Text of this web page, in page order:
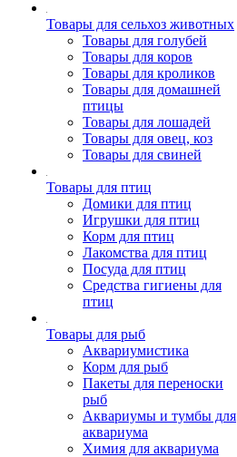
Товары для сельхоз животных
Товары для голубей
Товары для коров
Товары для кроликов
Товары для домашней
птицы
Товары для лошадей
Товары для овец, коз
Товары для свиней
Товары для птиц
Домики для птиц
Игрушки для птиц
Корм для птиц
Лакомства для птиц
Посуда для птиц
Средства гигиены для
птиц
Товары для рыб
Аквариумистика
Корм для рыб
Пакеты для переноски
рыб
Аквариумы и тумбы для
аквариума
Химия для аквариума